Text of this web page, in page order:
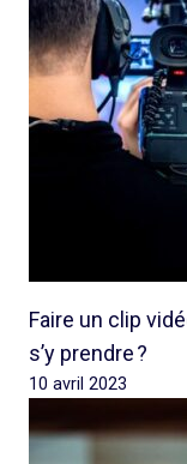
Faire un clip
s’y prendre ?
10 avril 2023